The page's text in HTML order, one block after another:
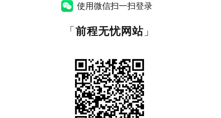
使用微信扫一扫登录
「前程无忧网站」